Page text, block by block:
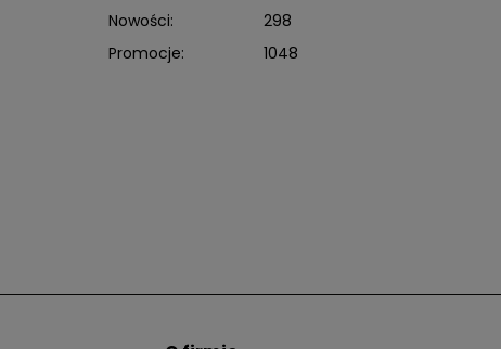
Nowości:
298
Promocje:
1048